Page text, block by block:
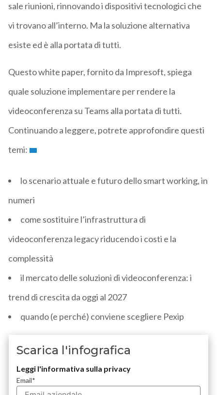
sale riunioni, rinnovando i dispositivi tecnologici che
vi trovano all’interno. Ma la soluzione alternativa
esiste ed è alla portata di tutti.
Questo white paper, fornito da Impresoft, spiega
quale soluzione implementare per rendere la
videoconferenza su Teams alla portata di tutti.
Continuando a leggere, potrete approfondire questi
temi:
lo scenario attuale e futuro dello smart working, in
numeri
come sostituire l’infrastruttura di
videoconferenza legacy riducendo i costi e la
complessità
il mercato delle soluzioni di videoconferenza: i
trend di crescita da oggi al 2027
quando (e perché) conviene scegliere Pexip
Scarica l'infografica
Leggi l'informativa sulla privacy
Email*